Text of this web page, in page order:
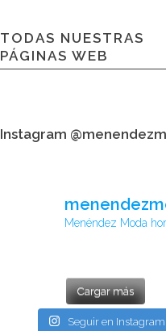
TODAS NUESTRAS
PÁGINAS WEB
Instagram
Menéndez Moda
Cargar más
Seguir en Instagram